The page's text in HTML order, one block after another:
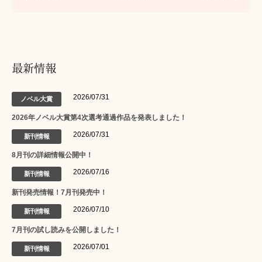
最新情報
ノベル大賞 2026/07/31
2026年ノベル大賞第4次選考通過作品を発表しました！
新刊情報 2026/07/31
8月刊の詳細情報公開中！
新刊情報 2026/07/16
新刊発売情報！7月刊発売中！
新刊情報 2026/07/10
7月刊の試し読みを公開しました！
新刊情報 2026/07/01